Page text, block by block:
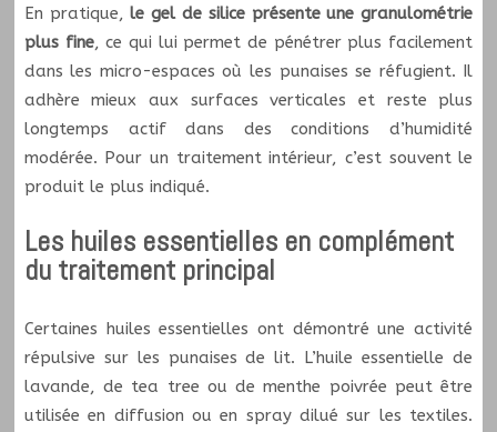
En pratique,le gel de silice présente une granulométrie
plus fine, ce qui lui permet de pénétrer plus facilement
dans les micro-espaces où les punaises se réfugient. Il
adhère mieux aux surfaces verticales et reste plus
longtemps actif dans des conditions d’humidité
modérée. Pour un traitement intérieur, c’est souvent le
produit le plus indiqué.
Les huiles essentielles en complément
du traitement principal
Certaines huiles essentielles ont démontré une activité
répulsive sur les punaises de lit. L’huile essentielle de
lavande, de tea tree ou de menthe poivrée peut être
utilisée en diffusion ou en spray dilué sur les textiles.